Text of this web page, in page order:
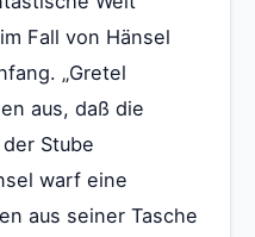
Fall von Hänsel
„Gretel
aus, daß die
Stube
warf eine
aus seiner Tasche